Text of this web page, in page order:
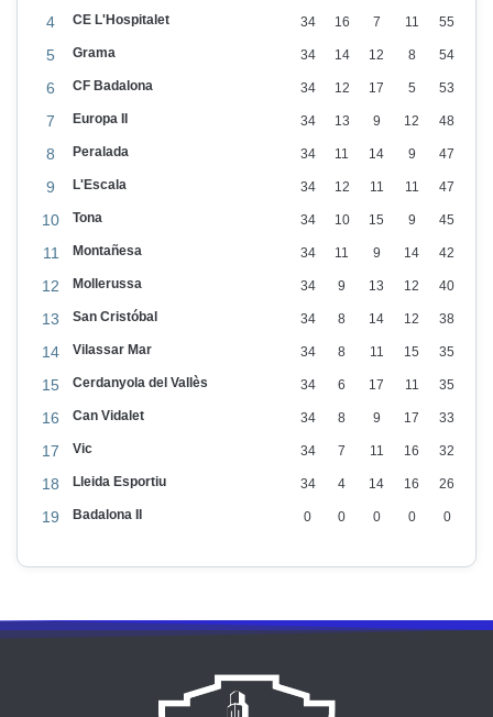
4 CE L'Hospitalet 34 16 7 11 55
5 Grama 34 14 12 8 54
6 CF Badalona 34 12 17 5 53
7 Europa II 34 13 9 12 48
8 Peralada 34 11 14 9 47
9 L'Escala 34 12 11 11 47
10 Tona 34 10 15 9 45
11 Montañesa 34 11 9 14 42
12 Mollerussa 34 9 13 12 40
13 San Cristóbal 34 8 14 12 38
14 Vilassar Mar 34 8 11 15 35
15 Cerdanyola del Vallès 34 6 17 11 35
16 Can Vidalet 34 8 9 17 33
17 Vic 34 7 11 16 32
18 Lleida Esportiu 34 4 14 16 26
19 Badalona II 0 0 0 0 0